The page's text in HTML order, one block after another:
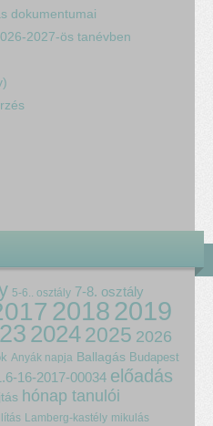
dokumentumai
2027-ös tanévben
5-6.. osztály 7-8. osztály
20182019
20242025 2026
Anyák napja Ballagás Budapest
16-2017-00034 előadás
hónap tanulói
Lamberg-kastély mikulás